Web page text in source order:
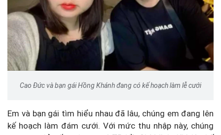
Cao Đức và bạn gái Hồng Khánh đang có kế hoạch làm lễ cưới
Em và bạn gái tìm hiểu nhau đã lâu, chúng em đang lên
kế hoạch làm đám cưới. Với mức thu nhập này, chúng